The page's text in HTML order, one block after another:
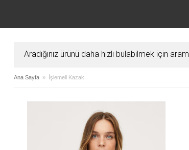
Aradığınız ürünü daha hızlı bulabilmek için
Ana Sayfa» İşlemeli Kazak